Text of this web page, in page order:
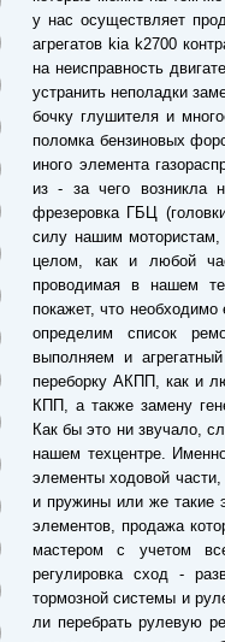
у нас осуществляет
агрегатов kia k2700
на неисправность
устранить неполадки
бочку глушителя и
поломка бензиновых
иного элемента
из - за чего возникла
фрезеровка ГБЦ
силу нашим мотористам,
целом, как и любой
проводимая в нашем
покажет, что
определим список
выполняем и
переборку АКПП, как и
КПП, а также замену
Как бы это ни звучало,
нашем техцентре.
элементы ходовой
и пружины или же такие
элементов, продажа
мастером с учетом
регулировка сход -
тормозной системы и
ли перебрать рулевую